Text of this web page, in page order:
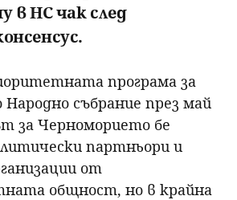
в НС чак след
програма за
Народно събрание през май
за Черноморието бе
партньори и
от
общност, но в крайна